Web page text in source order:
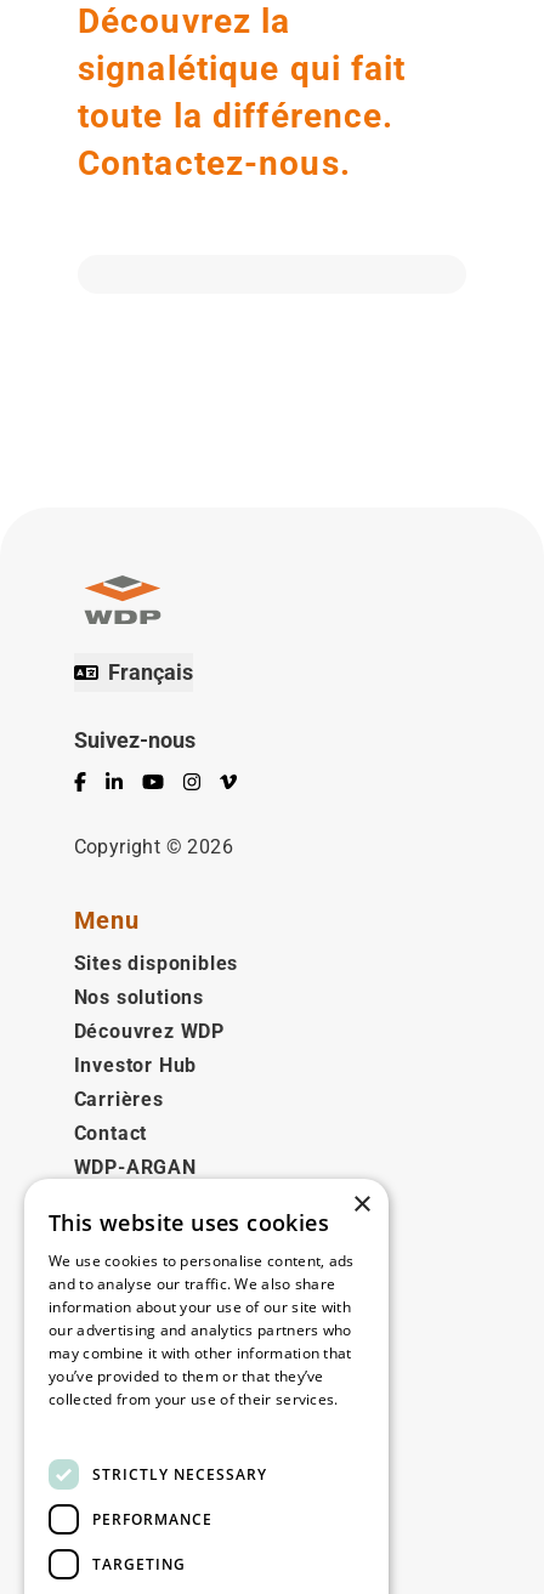
Découvrez la
signalétique qui fait
toute la différence.
Contactez-nous.
Français
Suivez-nous
Facebook
LinkedInYouTubeInstagram
Vimeo
Copyright © 2026
Menu
Sites disponibles
Nos solutions
Découvrez WDP
Investor Hub
Carrières
Contact
WDP-ARGAN
Juridique
Disclaimer
Politique de confidentialité
Cookie Policy
Contact
Restez informé
Restez à jour : inscrivez-vous à nos
×
This website uses cookies
We use cookies to personalise content, ads
and to analyse our traffic. We also share
information about your use of our site with
our advertising and analytics partners who
may combine it with other information that
you’ve provided to them or that they’ve
collected from your use of their services.
STRICTLY NECESSARY
PERFORMANCE
TARGETING